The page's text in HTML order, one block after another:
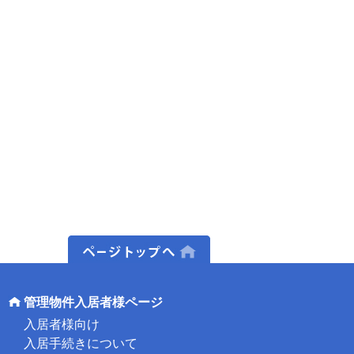
管理物件入居者様ページ
入居者様向け
入居手続きについて